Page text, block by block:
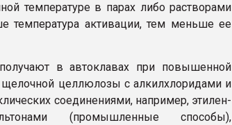
температуре в парах либо растворами
температура активации, тем меньше ее
в автоклавах при повышенной
щелочной целлюлозы с алкилхлоридами и
соединениями, например, этилен-
(промышленные способы),